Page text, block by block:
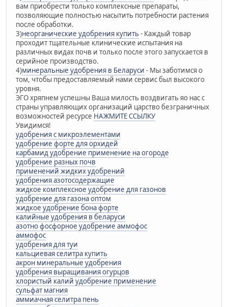
вам приобрести только комплексные препараты,
позволяющие полностью насытить потребности растения
после обработки.
3)неорганические удобрения купить- Каждый товар
проходит тщательные клинические испытания на
различных видах почв и только после этого запускается в
серийное производство.
4)минеральные удобрения в Беларуси - Мы заботимся о
том, чтобы предоставляемый нами сервис был высокого
уровня.
ЭГО хряпнем успешны Ваша милость воздвигать яо нас с
страны управляющих организаций царство безграничных
возможностей ресурсе НАЖМИТЕ ССЫЛКУ
Увидимся!
удобрения с микроэлементами
удобрение форте для орхидей
карбамид удобрение применение на огороде
удобрение разных почв
применений жидких удобрений
удобрения азотосодержащие
жидкое комплексное удобрение для газонов
удобрение для газона оптом
жидкое удобрение бона форте
калийные удобрения в беларуси
азотно фосфорное удобрение аммофос
аммофос
удобрения для туи
кальциевая селитра купить
акрон минеральные удобрения
удобрения выращивания огурцов
хлористый калий удобрение применение
сульфат магния
аммиачная селитра пень